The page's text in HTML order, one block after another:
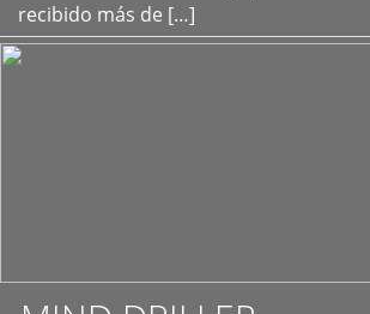
recibido más de […]